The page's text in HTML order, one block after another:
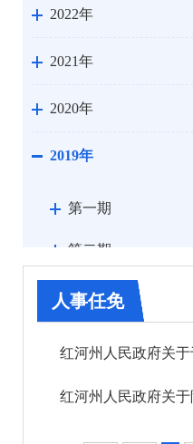
2022年
2021年
2020年
2019年
第一期
第二期
第三期
人事任免